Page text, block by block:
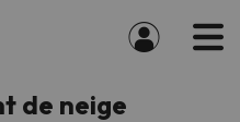
de neige